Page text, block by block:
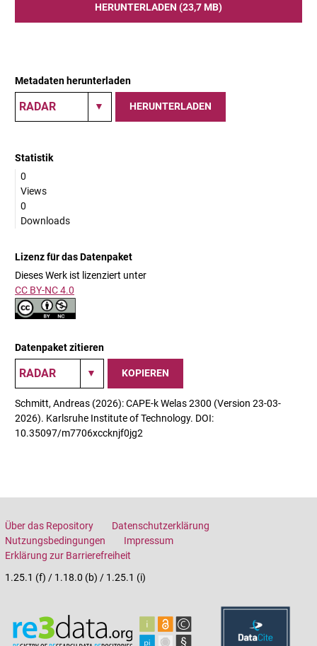
HERUNTERLADEN (23,7 MB)
Metadaten herunterladen
HERUNTERLADEN
Statistik
0
Views
0
Downloads
Lizenz für das Datenpaket
Dieses Werk ist lizenziert unter
CC BY-NC 4.0
Datenpaket zitieren
KOPIEREN
Schmitt, Andreas (2026): CAPE-k Welas 2300 (Version 23-03-
2026). Karlsruhe Institute of Technology. DOI:
10.35097/m7706xccknjf0jg2
Über das Repository
Datenschutzerklärung
Nutzungsbedingungen
Impressum
Erklärung zur Barrierefreiheit
1.25.1 (f) / 1.18.0 (b) / 1.25.1 (i)